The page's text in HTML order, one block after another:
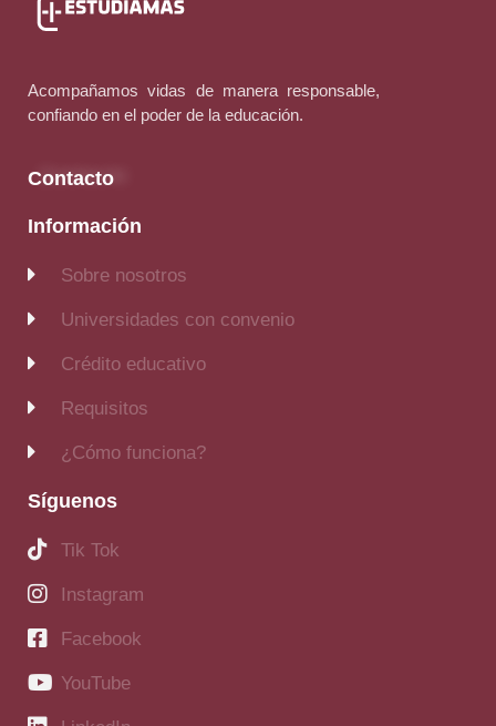
Acompañamos vidas de manera responsable,
confiando en el poder de la educación.
Contacto
Información
Sobre nosotros
Universidades con convenio
Crédito educativo
Requisitos
¿Cómo funciona?
Síguenos
Tik Tok
Instagram
Facebook
YouTube